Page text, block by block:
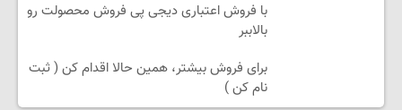
با فروش اعتباری دیجی پی فروش محصولت رو
بالاببر
برای فروش بیشتر، همین حالا اقدام کن ( ثبت
نام کن )